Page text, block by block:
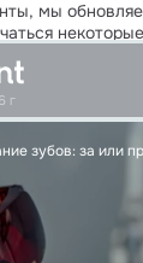
мы
совсем
г
зубов: за или